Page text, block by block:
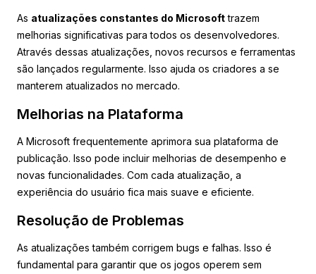
As atualizações constantes do Microsofttrazem
melhorias significativas para todos os desenvolvedores.
Através dessas atualizações, novos recursos e ferramentas
são lançados regularmente. Isso ajuda os criadores a se
manterem atualizados no mercado.
Melhorias na Plataforma
A Microsoft frequentemente aprimora sua plataforma de
publicação. Isso pode incluir melhorias de desempenho e
novas funcionalidades. Com cada atualização, a
experiência do usuário fica mais suave e eficiente.
Resolução de Problemas
As atualizações também corrigem bugs e falhas. Isso é
fundamental para garantir que os jogos operem sem